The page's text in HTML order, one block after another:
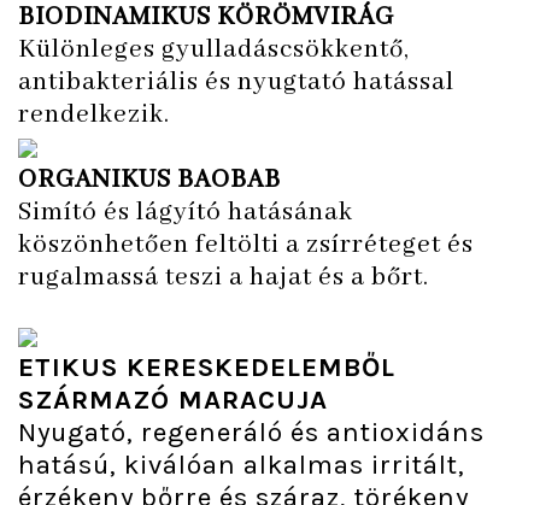
BIODINAMIKUS KÖRÖMVIRÁG
Különleges gyulladáscsökkentő,
antibakteriális és nyugtató hatással
rendelkezik.
ORGANIKUS BAOBAB
Simító és lágyító hatásának
köszönhetően feltölti a zsírréteget és
rugalmassá teszi a hajat és a bőrt.
ETIKUS KERESKEDELEMBŐL
SZÁRMAZÓ MARACUJA
Nyugató, regeneráló és antioxidáns
hatású, kiválóan alkalmas irritált,
érzékeny bőrre és száraz, törékeny